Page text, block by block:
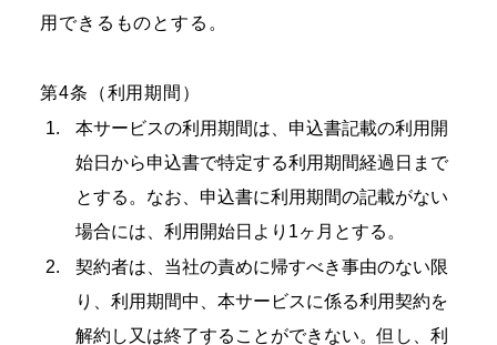
用できるものとする。
第4条（利用期間）
本サービスの利用期間は、申込書記載の利用開
始日から申込書で特定する利用期間経過日まで
とする。なお、申込書に利用期間の記載がない
場合には、利用開始日より1ヶ月とする。
契約者は、当社の責めに帰すべき事由のない限
り、利用期間中、本サービスに係る利用契約を
解約し又は終了することができない。但し、利